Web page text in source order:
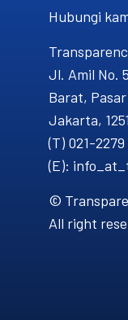
Hubungi
Jl. Amil No.
Barat,
Jakarta,
(T) 021-
(E):
©
All right